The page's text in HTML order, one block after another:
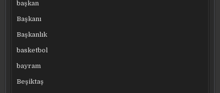
başkan
Başkanı
Başkanlık
basketbol
bayram
Beşiktaş